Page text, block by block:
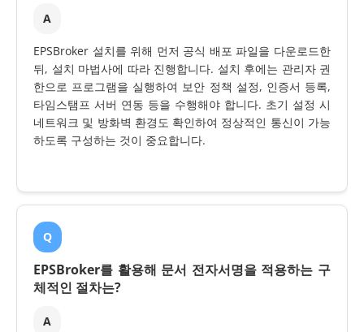
A
EPSBroker 설치를 위해 먼저 공식 배포 파일을 다운로드한
뒤, 설치 마법사에 따라 진행합니다. 설치 후에는 관리자 권
한으로 프로그램을 실행하여 보안 정책 설정, 인증서 등록,
타임스탬프 서버 연동 등을 수행해야 합니다. 초기 설정 시
네트워크 및 방화벽 환경도 확인하여 정상적인 통신이 가능
하도록 구성하는 것이 중요합니다.
Q
EPSBroker를 활용해 문서 전자서명을 적용하는 구
체적인 절차는?
A